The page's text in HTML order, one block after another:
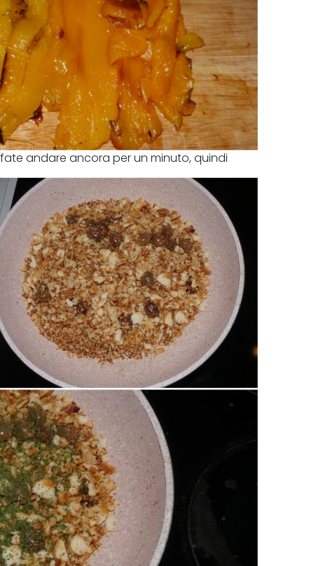
con uno spicchio d'aglio. Aggiungere
andare ancora per un minuto, quindi